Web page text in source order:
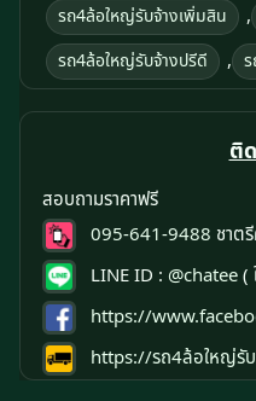
รถ4ล้อใหญ่รับจ้างเพิ่มสิน ,
รถ4ล้อใหญ่รับจ้างปรีดี ,
ติ
สอบถามราคาฟรี
095-641-9488 ชาต
LINE ID : @chatee(
https://
https://รถ4ล้อใหญ่รั